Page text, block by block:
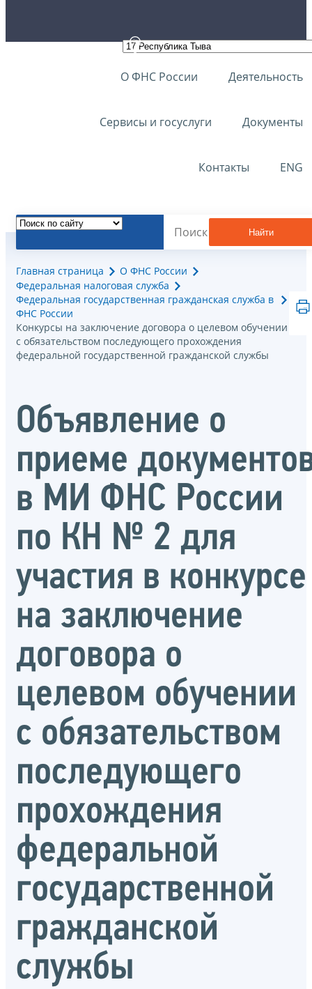
О ФНС России Деятельность
Сервисы и госуслуги Документы
Контакты ENG
Найти
Главная страница
О ФНС России
Федеральная налоговая служба
Федеральная государственная гражданская служба в
ФНС России
Конкурсы на заключение договора о целевом обучении
с обязательством последующего прохождения
федеральной государственной гражданской службы
Объявление о
приеме
в МИ ФНС России
по КН № 2 для
участия в конкурсе
на заключение
договора о
целевом обучении
с обязательством
последующего
прохождения
федеральной
государственной
гражданской
службы